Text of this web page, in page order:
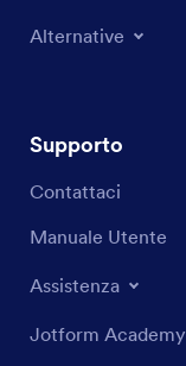
Alternative
Supporto
Contattaci
Manuale Utente
Assistenza
Jotform Academy